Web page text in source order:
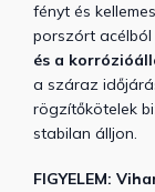
fényt és
porszórt acélból
és a
a száraz
rögzítőkötelek
stabilan álljon.
FIGYELEM: